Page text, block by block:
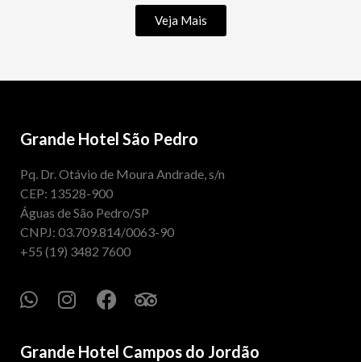
Veja Mais
Grande Hotel São Pedro
Pq. Dr. Otávio de Moura Andrade, s/n
CEP: 13528-900
Águas de São Pedro/SP
CNPJ: 03.709.814/0063-90
+55 (19) 3482 7600
Grande Hotel Campos do Jordão